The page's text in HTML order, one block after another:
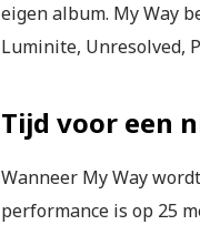
eigen album. My Way
Luminite, Unresolved,
Tijd voor een
Wanneer My Way
performance is op 25